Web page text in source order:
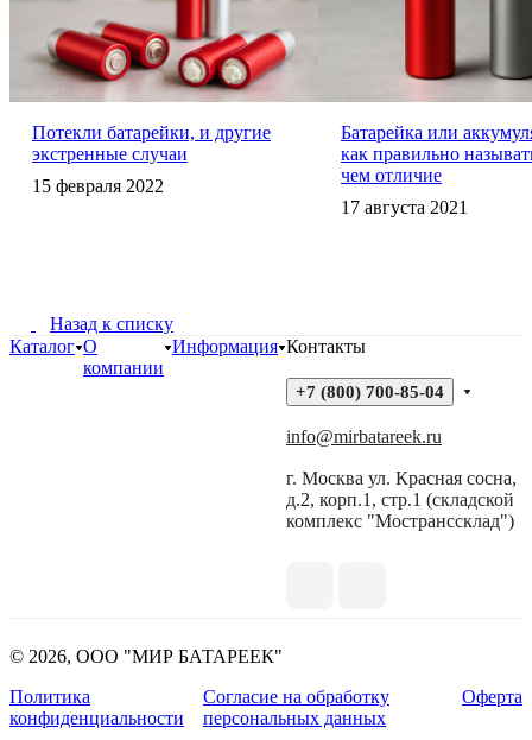
Потекли батарейки, и другие
экстренные случаи
15 февраля 2022
Батарейка или
как правильно
чем отличие
17 августа 2021
Назад к списку
Каталог О
компании
Информация Контакты
+7 (800) 700-85-04
info@mirbatareek.ru
г. Москва ул. Красная сосна,
д.2, корп.1, стр.1 (складской
комплекс "Мостранссклад")
© 2026, ООО "МИР БАТАРЕЕК"
Политика
конфиденциальности
Согласие на обработку
персональных данных
Оферта